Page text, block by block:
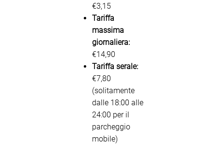
€3,15
Tariffa
massima
giornaliera:
€14,90
Tariffa serale:
€7,80
(solitamente
dalle 18:00 alle
24:00 per il
parcheggio
mobile)